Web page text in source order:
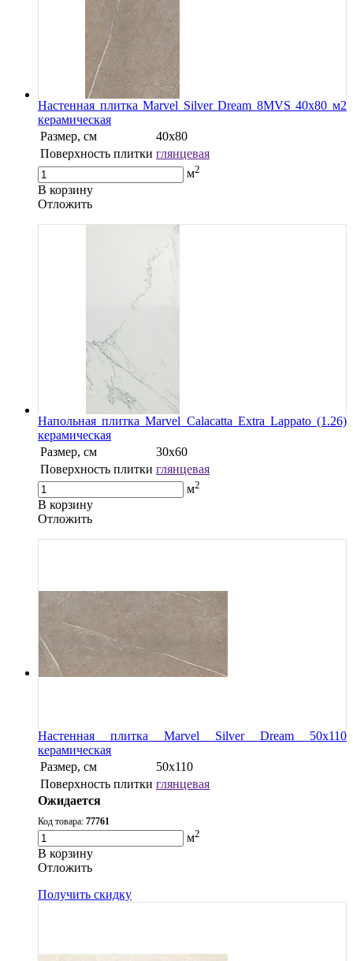
Настенная плитка Marvel Silver Dream 8MVS 40x80 м2
керамическая
Размер, см
40х80
Поверхность плитки глянцевая
м2
В корзину
Oтложить
Напольная плитка Marvel Calacatta Extra Lappato (1.26)
керамическая
Размер, см
30x60
Поверхность плитки глянцевая
м2
В корзину
Oтложить
Настенная плитка Marvel Silver Dream 50x110
керамическая
Размер, см
50x110
Поверхность плитки глянцевая
Ожидается
Код товара: 77761
м2
В корзину
Oтложить
Получить скидку